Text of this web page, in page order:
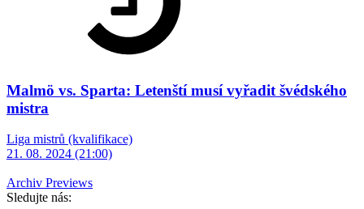
Malmö vs. Sparta: Letenští musí vyřadit švédského
mistra
Liga mistrů (kvalifikace)
21. 08. 2024 (21:00)
Archiv Previews
Sledujte nás: